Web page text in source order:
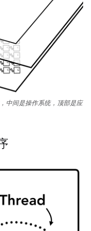
中间是操作系统，顶部是应